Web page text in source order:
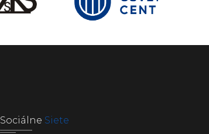
Sociálne Siete